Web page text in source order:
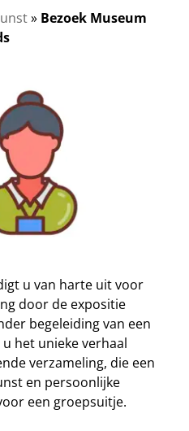
» Bezoek Museum
u van harte uit voor
door de expositie
begeleiding van een
het unieke verhaal
verzameling, die een
en persoonlijke
een groepsuitje.